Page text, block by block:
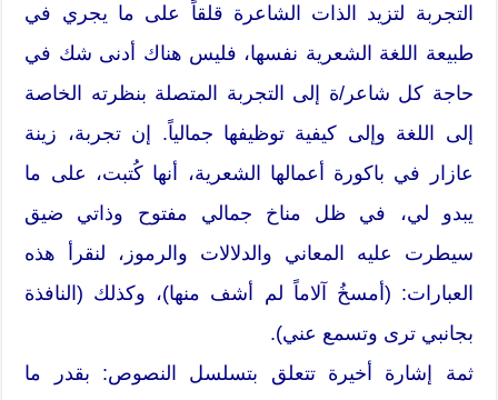
التجربة لتزيد الذات الشاعرة قلقاً على ما يجري في
طبيعة اللغة الشعرية نفسها، فليس هناك أدنى شك في
حاجة كل شاعر/ة إلى التجربة المتصلة بنظرته الخاصة
إلى اللغة وإلى كيفية توظيفها جمالياً. إن تجربة، زينة
عازار في باكورة أعمالها الشعرية، أنها كُتبت، على ما
يبدو لي، في ظل مناخ جمالي مفتوح وذاتي ضيق
سيطرت عليه المعاني والدلالات والرموز، لنقرأ هذه
العبارات: (أمسخُ آلاماً لم أشف منها)، وكذلك (النافذة
بجانبي ترى وتسمع عني).
ثمة إشارة أخيرة تتعلق بتسلسل النصوص: بقدر ما